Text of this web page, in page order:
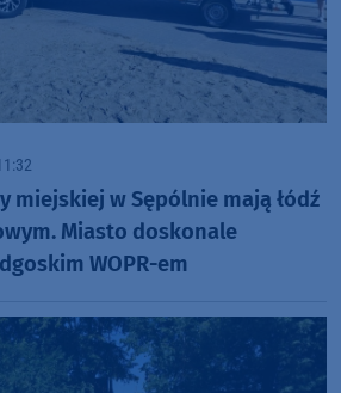
miejskiej w Sępólnie mają łódź
Miasto doskonale
WOPR-em